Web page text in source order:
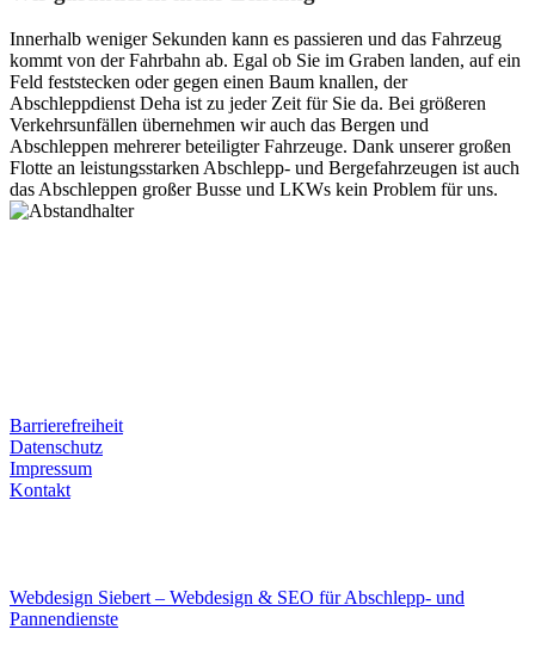
Innerhalb weniger Sekunden kann es passieren und das Fahrzeug
kommt von der Fahrbahn ab. Egal ob Sie im Graben landen, auf ein
Feld feststecken oder gegen einen Baum knallen, der
Abschleppdienst Deha ist zu jeder Zeit für Sie da. Bei größeren
Verkehrsunfällen übernehmen wir auch das Bergen und
Abschleppen mehrerer beteiligter Fahrzeuge. Dank unserer großen
Flotte an leistungsstarken Abschlepp- und Bergefahrzeugen ist auch
das Abschleppen großer Busse und LKWs kein Problem für uns.
Barrierefreiheit
Datenschutz
Impressum
Kontakt
Webdesign Siebert – Webdesign & SEO für Abschlepp- und
Pannendienste